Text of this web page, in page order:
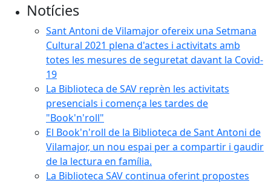
Notícies
Sant Antoni de Vilamajor ofereix una Setmana
Cultural 2021 plena d'actes i activitats amb
totes les mesures de seguretat davant la Covid-
19
La Biblioteca de SAV reprèn les activitats
presencials i comença les tardes de
"Book'n'roll"
El Book'n'roll de la Biblioteca de Sant Antoni de
Vilamajor, un nou espai per a compartir i gaudir
de la lectura en família.
La Biblioteca SAV continua oferint propostes